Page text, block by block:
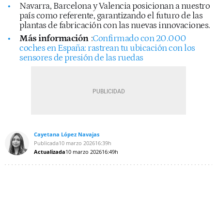
Navarra, Barcelona y Valencia posicionan a nuestro
país como referente, garantizando el futuro de las
plantas de fabricación con las nuevas innovaciones.
Más información :Confirmado con 20.000
coches en España: rastrean tu ubicación con los
sensores de presión de las ruedas
Cayetana López Navajas
Publicada10 marzo 202616:39h
Actualizada10 marzo 202616:49h